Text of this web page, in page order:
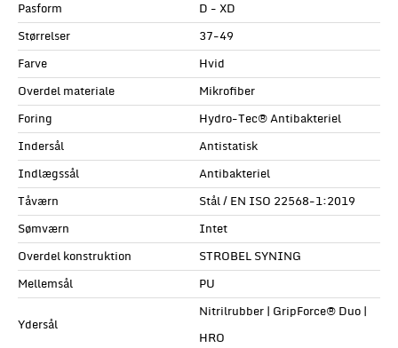
Pasform
D - XD
Størrelser
37-49
Farve
Hvid
Overdel materiale
Mikrofiber
Foring
Hydro-Tec® Antibakteriel
Indersål
Antistatisk
Indlægssål
Antibakteriel
Tåværn
Stål / EN ISO 22568-1:2019
Sømværn
Intet
Overdel konstruktion
STROBEL SYNING
Mellemsål
PU
Ydersål
Nitrilrubber | GripForce® Duo |
HRO